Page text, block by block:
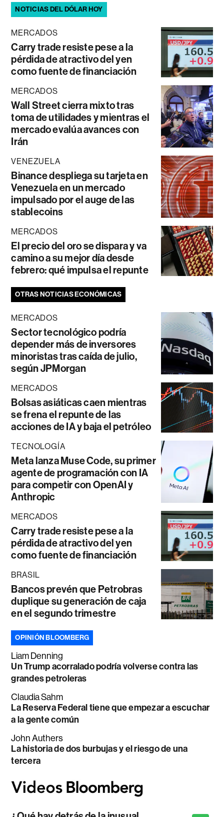
NOTICIAS DEL DÓLAR HOY
MERCADOS
Carry trade resiste pese a la
pérdida de atractivo del yen
como fuente de financiación
MERCADOS
Wall Street cierra mixto tras
toma de utilidades y mientras el
mercado evalúa avances con
Irán
VENEZUELA
Binance despliega su tarjeta en
Venezuela en un mercado
impulsado por el auge de las
stablecoins
MERCADOS
El precio del oro se dispara y va
camino a su mejor día desde
febrero: qué impulsa el repunte
OTRAS NOTICIAS ECONÓMICAS
MERCADOS
Sector tecnológico podría
depender más de inversores
minoristas tras caída de julio,
según JPMorgan
MERCADOS
Bolsas asiáticas caen mientras
se frena el repunte de las
acciones de IA y baja el petróleo
TECNOLOGÍA
Meta lanza Muse Code, su primer
agente de programación con IA
para competir con OpenAI y
Anthropic
MERCADOS
Carry trade resiste pese a la
pérdida de atractivo del yen
como fuente de financiación
BRASIL
Bancos prevén que Petrobras
duplique su generación de caja
en el segundo trimestre
OPINIÓN BLOOMBERG
Liam Denning
Un Trump acorralado podría volverse contra las
grandes petroleras
Claudia Sahm
La Reserva Federal tiene que empezar a escuchar
a la gente común
John Authers
La historia de dos burbujas y el riesgo de una
tercera